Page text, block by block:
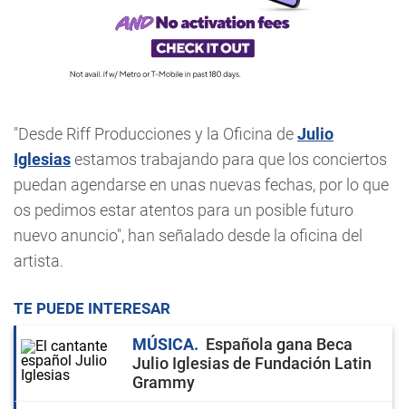
"Desde Riff Producciones y la Oficina deJulio
Iglesiasestamos trabajando para que los conciertos
puedan agendarse en unas nuevas fechas, por lo que
os pedimos estar atentos para un posible futuro
nuevo anuncio", han señalado desde la oficina del
artista.
TE PUEDE INTERESAR
MÚSICA
Española gana Beca
Julio Iglesias de Fundación Latin
Grammy